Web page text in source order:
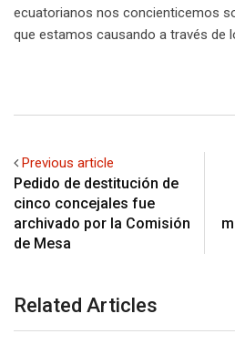
ecuatorianos nos concienticemos
que estamos causando a través de
Previous article
Pedido de destitución de
cinco concejales fue
archivado por la Comisión
de Mesa
Related Articles